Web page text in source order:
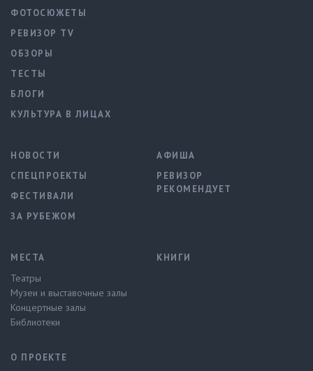
ФОТОСЮЖЕТЫ
РЕВИЗОР TV
ОБЗОРЫ
ТЕСТЫ
БЛОГИ
КУЛЬТУРА В ЛИЦАХ
НОВОСТИ
СПЕЦПРОЕКТЫ
ФЕСТИВАЛИ
ЗА РУБЕЖОМ
АФИША
РЕВИЗОР
РЕКОМЕНДУЕТ
МЕСТА
Театры
Музеи и выставочные залы
Концертные залы
Библиотеки
КНИГИ
О ПРОЕКТЕ